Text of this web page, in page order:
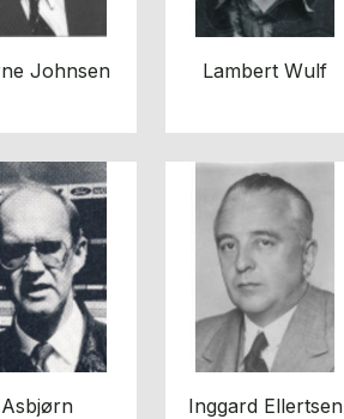
Johnsen Lambert Wulf
Asbjørn
Inggard Ellertsen